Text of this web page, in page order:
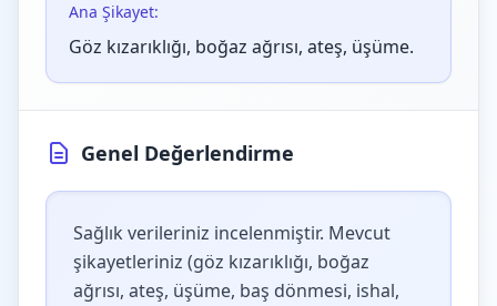
Ana Şikayet:
Göz kızarıklığı, boğaz ağrısı, ateş, üşüme.
Genel Değerlendirme
Sağlık verileriniz incelenmiştir. Mevcut
şikayetleriniz (göz kızarıklığı, boğaz
ağrısı, ateş, üşüme, baş dönmesi, ishal,